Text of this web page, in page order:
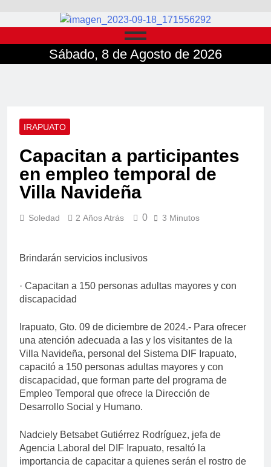
Sábado, 8 de Agosto de 2026
IRAPUATO
Capacitan a participantes
en empleo temporal de
Villa Navideña
Soledad 2 Años Atrás 0 3 Minutos
Brindarán servicios inclusivos
· Capacitan a 150 personas adultas mayores y con
discapacidad
Irapuato, Gto. 09 de diciembre de 2024.- Para ofrecer
una atención adecuada a las y los visitantes de la
Villa Navideña, personal del Sistema DIF Irapuato,
capacitó a 150 personas adultas mayores y con
discapacidad, que forman parte del programa de
Empleo Temporal que ofrece la Dirección de
Desarrollo Social y Humano.
Nadciely Betsabet Gutiérrez Rodríguez, jefa de
Agencia Laboral del DIF Irapuato, resaltó la
importancia de capacitar a quienes serán el rostro de